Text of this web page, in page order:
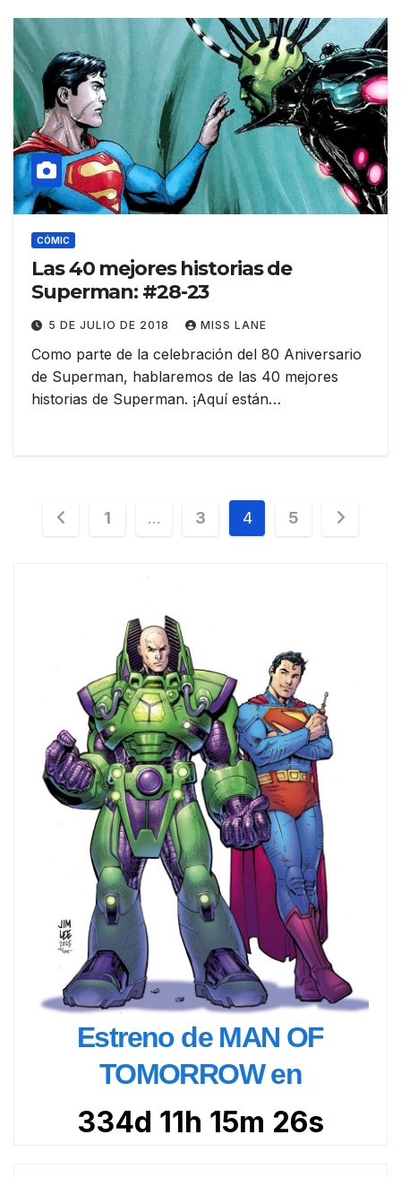
CÓMIC
Las 40 mejores historias de
Superman: #28-23
5 DE JULIO DE 2018 MISS LANE
Como parte de la celebración del 80 Aniversario
de Superman, hablaremos de las 40 mejores
historias de Superman. ¡Aquí están…
Paginación
1 … 3 4 5
Estreno de MAN OF
TOMORROW en
334d 11h 15m 24s